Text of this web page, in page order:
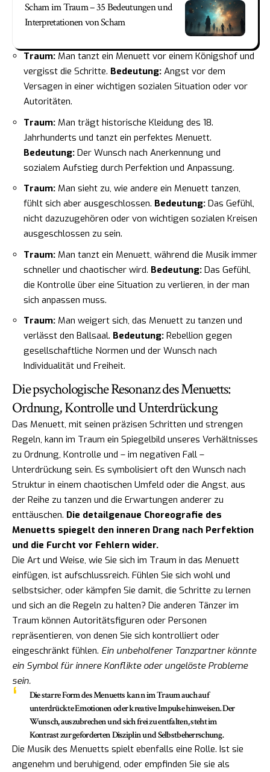
Scham im Traum – 35 Bedeutungen und
Interpretationen von Scham
Traum: Man tanzt ein Menuett vor einem Königshof und
vergisst die Schritte. Bedeutung: Angst vor dem
Versagen in einer wichtigen sozialen Situation oder vor
Autoritäten.
Traum: Man trägt historische Kleidung des 18.
Jahrhunderts und tanzt ein perfektes Menuett.
Bedeutung: Der Wunsch nach Anerkennung und
sozialem Aufstieg durch Perfektion und Anpassung.
Traum: Man sieht zu, wie andere ein Menuett tanzen,
fühlt sich aber ausgeschlossen. Bedeutung: Das Gefühl,
nicht dazuzugehören oder von wichtigen sozialen Kreisen
ausgeschlossen zu sein.
Traum: Man tanzt ein Menuett, während die Musik immer
schneller und chaotischer wird. Bedeutung: Das Gefühl,
die Kontrolle über eine Situation zu verlieren, in der man
sich anpassen muss.
Traum: Man weigert sich, das Menuett zu tanzen und
verlässt den Ballsaal. Bedeutung: Rebellion gegen
gesellschaftliche Normen und der Wunsch nach
Individualität und Freiheit.
Die psychologische Resonanz des Menuetts:
Ordnung, Kontrolle und Unterdrückung
Das Menuett, mit seinen präzisen Schritten und strengen
Regeln, kann im Traum ein Spiegelbild unseres Verhältnisses
zu Ordnung, Kontrolle und – im negativen Fall –
Unterdrückung sein. Es symbolisiert oft den Wunsch nach
Struktur in einem chaotischen Umfeld oder die Angst, aus
der Reihe zu tanzen und die Erwartungen anderer zu
enttäuschen. Die detailgenaue Choreografie des
Menuetts spiegelt den inneren Drang nach Perfektion
und die Furcht vor Fehlern wider.
Die Art und Weise, wie Sie sich im Traum in das Menuett
einfügen, ist aufschlussreich. Fühlen Sie sich wohl und
selbstsicher, oder kämpfen Sie damit, die Schritte zu lernen
und sich an die Regeln zu halten? Die anderen Tänzer im
Traum können Autoritätsfiguren oder Personen
repräsentieren, von denen Sie sich kontrolliert oder
eingeschränkt fühlen. Ein unbeholfener Tanzpartner könnte
ein Symbol für innere Konflikte oder ungelöste Probleme
sein.
Die starre Form des Menuetts kann im Traum auch auf
unterdrückte Emotionen oder kreative Impulse hinweisen. Der
Wunsch, auszubrechen und sich frei zu entfalten, steht im
Kontrast zur geforderten Disziplin und Selbstbeherrschung.
Die Musik des Menuetts spielt ebenfalls eine Rolle. Ist sie
angenehm und beruhigend, oder empfinden Sie sie als